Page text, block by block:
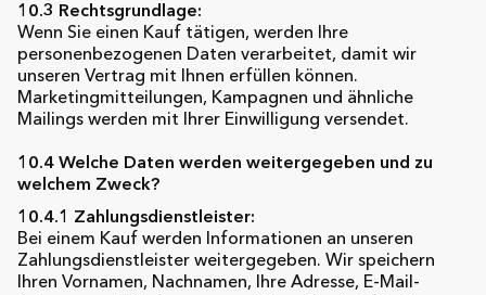
10.3 Rechtsgrundlage:
Wenn Sie einen Kauf tätigen, werden Ihre
personenbezogenen Daten verarbeitet, damit wir
unseren Vertrag mit Ihnen erfüllen können.
Marketingmitteilungen, Kampagnen und ähnliche
Mailings werden mit Ihrer Einwilligung versendet.
10.4 Welche Daten werden weitergegeben und zu
welchem Zweck?
10.4.1 Zahlungsdienstleister:
Bei einem Kauf werden Informationen an unseren
Zahlungsdienstleister weitergegeben. Wir speichern
Ihren Vornamen, Nachnamen, Ihre Adresse, E-Mail-